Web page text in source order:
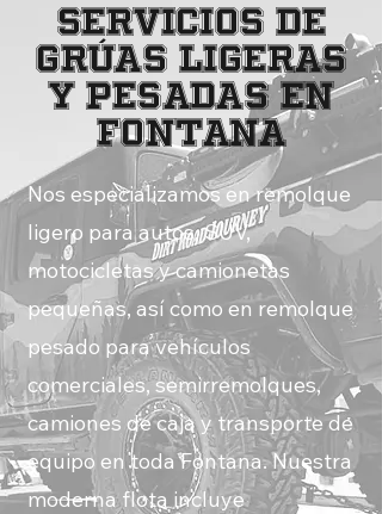
Servicios de
grúas ligeras
y pesadas en
Fontana
Nos especializamos en remolque
ligero para autos, SUV,
motocicletas y camionetas
pequeñas, así como en remolque
pesado para vehículos
comerciales, semirremolques,
camiones de caja y transporte de
equipo en toda Fontana. Nuestra
moderna flota incluye